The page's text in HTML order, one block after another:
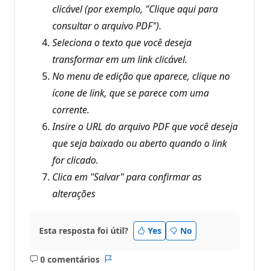
clicável (por exemplo, "Clique aqui para
consultar o arquivo PDF").
Seleciona o texto que você deseja
transformar em um link clicável.
No menu de edição que aparece, clique no
ícone de link, que se parece com uma
corrente.
Insire o URL do arquivo PDF que você deseja
que seja baixado ou aberto quando o link
for clicado.
Clica em "Salvar" para confirmar as
alterações
Esta resposta foi útil? Yes No
0 comentários
Sem